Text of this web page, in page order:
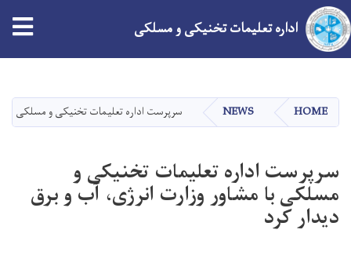
main
content
اداره تعلیمات تخنیکی و مسلکی
HOME
NEWS سرپرست اداره تعلیمات تخنیکی و مسلکی با
سرپرست اداره تعلیمات تخنیکی و
مسلکی با مشاور وزارت انرژی، آب و برق
دیدار کرد